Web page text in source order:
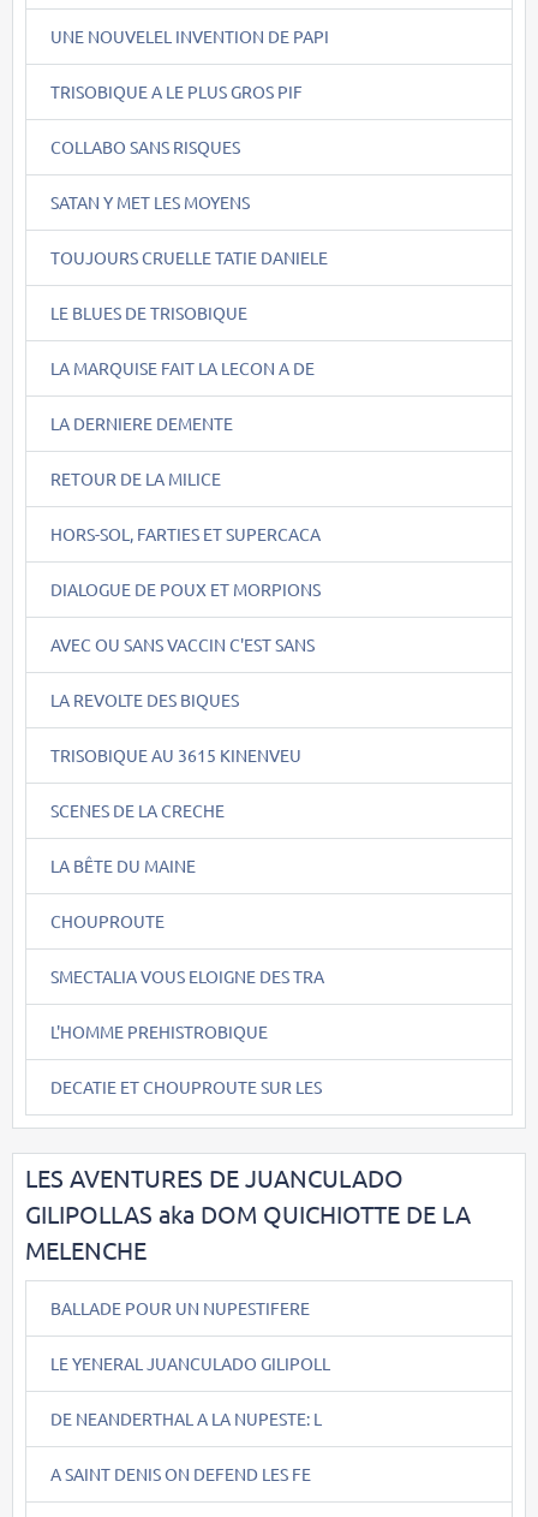
UNE NOUVELEL INVENTION DE PAPI
TRISOBIQUE A LE PLUS GROS PIF
COLLABO SANS RISQUES
SATAN Y MET LES MOYENS
TOUJOURS CRUELLE TATIE DANIELE
LE BLUES DE TRISOBIQUE
LA MARQUISE FAIT LA LECON A DE
LA DERNIERE DEMENTE
RETOUR DE LA MILICE
HORS-SOL, FARTIES ET SUPERCACA
DIALOGUE DE POUX ET MORPIONS
AVEC OU SANS VACCIN C'EST SANS
LA REVOLTE DES BIQUES
TRISOBIQUE AU 3615 KINENVEU
SCENES DE LA CRECHE
LA BÊTE DU MAINE
CHOUPROUTE
SMECTALIA VOUS ELOIGNE DES TRA
L'HOMME PREHISTROBIQUE
DECATIE ET CHOUPROUTE SUR LES
LES AVENTURES DE JUANCULADO
GILIPOLLAS aka DOM QUICHIOTTE DE LA
MELENCHE
BALLADE POUR UN NUPESTIFERE
LE YENERAL JUANCULADO GILIPOLL
DE NEANDERTHAL A LA NUPESTE: L
A SAINT DENIS ON DEFEND LES FE